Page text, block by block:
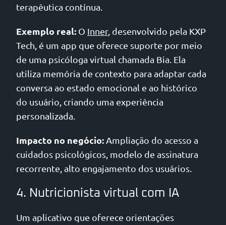
terapêutica contínua.
Exemplo real: O Inner, desenvolvido pela KXP
Tech, é um app que oferece suporte por meio
de uma psicóloga virtual chamada Bia. Ela
utiliza memória de contexto para adaptar cada
conversa ao estado emocional e ao histórico
do usuário, criando uma experiência
personalizada.
Impacto no negócio: Ampliação do acesso a
cuidados psicológicos, modelo de assinatura
recorrente, alto engajamento dos usuários.
4. Nutricionista virtual com IA
Um aplicativo que oferece orientações